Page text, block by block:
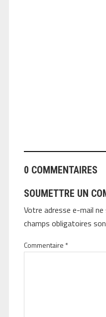
0 COMMENTAIRES
SOUMETTRE UN
Votre adresse e-mail ne
champs obligatoires
Commentaire *